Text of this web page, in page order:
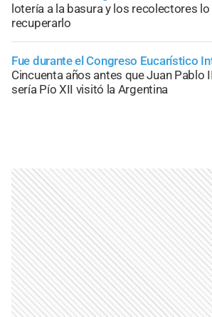
lotería a la basura y los recolectores lo
recuperarlo
Fue durante el Congreso Eucarístico
Cincuenta años antes que Juan Pablo
sería Pío XII visitó la Argentina